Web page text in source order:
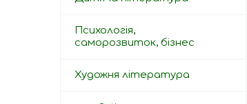
Психологія,
саморозвиток, бізнес
Художня література